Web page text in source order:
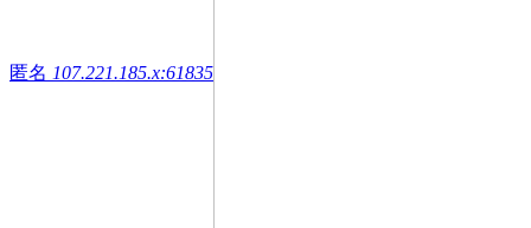
匿名 107.221.185.x:61835